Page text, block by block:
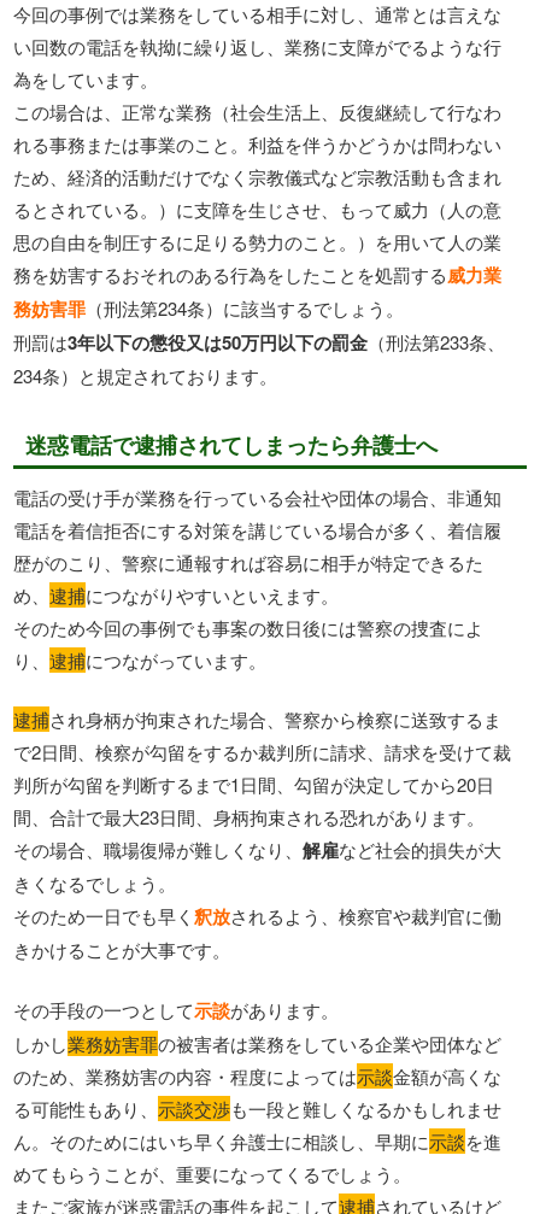
今回の事例では業務をしている相手に対し、通常とは言えな
い回数の電話を執拗に繰り返し、業務に支障がでるような行
為をしています。
この場合は、正常な業務（社会生活上、反復継続して行なわ
れる事務または事業のこと。利益を伴うかどうかは問わない
ため、経済的活動だけでなく宗教儀式など宗教活動も含まれ
るとされている。）に支障を生じさせ、もって威力（人の意
思の自由を制圧するに足りる勢力のこと。）を用いて人の業
務を妨害するおそれのある行為をしたことを処罰する威力業
務妨害罪 （刑法第234条）に該当するでしょう。
刑罰は3年以下の懲役又は50万円以下の罰金 （刑法第233条、
234条）と規定されております。
迷惑電話で逮捕されてしまったら弁護士へ
電話の受け手が業務を行っている会社や団体の場合、非通知
電話を着信拒否にする対策を講じている場合が多く、着信履
歴がのこり、警察に通報すれば容易に相手が特定できるた
め、逮捕につながりやすいといえます。
そのため今回の事例でも事案の数日後には警察の捜査によ
り、逮捕につながっています。
逮捕され身柄が拘束された場合、警察から検察に送致するま
で2日間、検察が勾留をするか裁判所に請求、請求を受けて裁
判所が勾留を判断するまで1日間、勾留が決定してから20日
間、合計で最大23日間、身柄拘束される恐れがあります。
その場合、職場復帰が難しくなり、解雇など社会的損失が大
きくなるでしょう。
そのため一日でも早く釈放されるよう、検察官や裁判官に働
きかけることが大事です。
その手段の一つとして示談があります。
しかし業務妨害罪の被害者は業務をしている企業や団体など
のため、業務妨害の内容・程度によっては示談金額が高くな
る可能性もあり、 示談交渉も一段と難しくなるかもしれませ
ん。そのためにはいち早く弁護士に相談し、早期に示談を進
めてもらうことが、重要になってくるでしょう。
またご家族が迷惑電話の事件を起こして逮捕されているけど